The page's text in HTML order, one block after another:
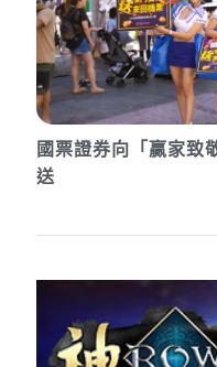
國票證券向「贏家
送